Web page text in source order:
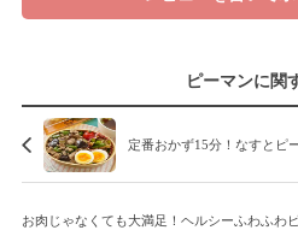
ピーマンに関
定番おかず15分！なすとピ
お肉じゃなくても大満足！ヘルシーふわふわ